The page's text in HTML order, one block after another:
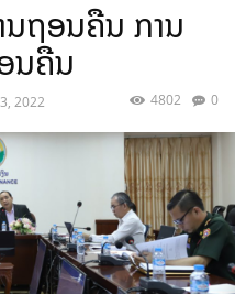
ຖອນຄືນ ການ
ນຄືນ
2022 0
4802